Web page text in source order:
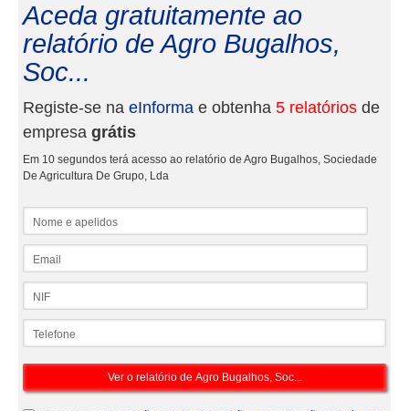
Aceda gratuitamente ao
relatório de Agro Bugalhos,
Soc...
Registe-se na eInforma e obtenha 5 relatórios de
empresa grátis
Em 10 segundos terá acesso ao relatório de Agro Bugalhos, Sociedade
De Agricultura De Grupo, Lda